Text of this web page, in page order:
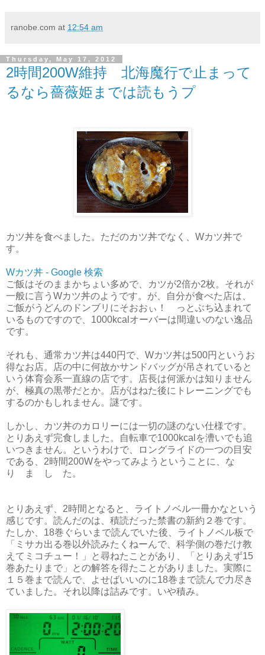
ranobe.com at 12:54 am
Thursday, May 17, 2012
2時間200W維持 北海魔行で止まって
るなら薔薇姫までは読もうプ
カツ丼を食べました。ただのカツ丼でなく、Wカツ丼で
す。
Wカツ丼 - Google 検索
ご飯はそのままかちょい多めで、カツが2倍か2枚。それが
一般に言うWカツ丼のようです。が、自分が食べた店は、
ご飯がうどんのドンブリにそおおぃ！ っとぶち込まれて
いるものですので、1000kcalオーバーは間違いのない逸品
です。
それも、通常カツ丼は440円で、Wカツ丼は500円というお
得なお店。店の中に何故かサンドバッグが吊されていると
いう体育会系一直線の店です。店長は何派かは知りません
が、極真の黒帯だとか。店がはねた後にトレーニングでも
するのかもしれません。謎です。
しかし、カツ丼のカロリーには一切の謎のない仕様です。
とりあえず完食しました。自転車で1000kcalを漕いでも追
いつきません。というわけで、ロングライドの一つの目安
である、2時間200Wをやってみようということに、な
り ま し た。
とりあえず、2時間となると、ライトノベル一冊かなという
感じです。読んだのは、積読だった禁書の新約２巻です。
たしか、18巻ぐらいまで読んでいた後、ライトノベル板で
「ミサカ出る巻以外読みたくねーんで、科学側の巻だけ教
えてミコチュー！」と尋ねたことがあり、「とりあえず15
巻あたりまで」との解答を得たことがありました。実際に
１５巻まで読んで、よせばいいのに18巻まで読んで力尽き
ていました。それ以降は詰みです。いや積み。